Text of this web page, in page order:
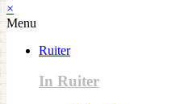
×
Menu
Ruiter
In Ruiter